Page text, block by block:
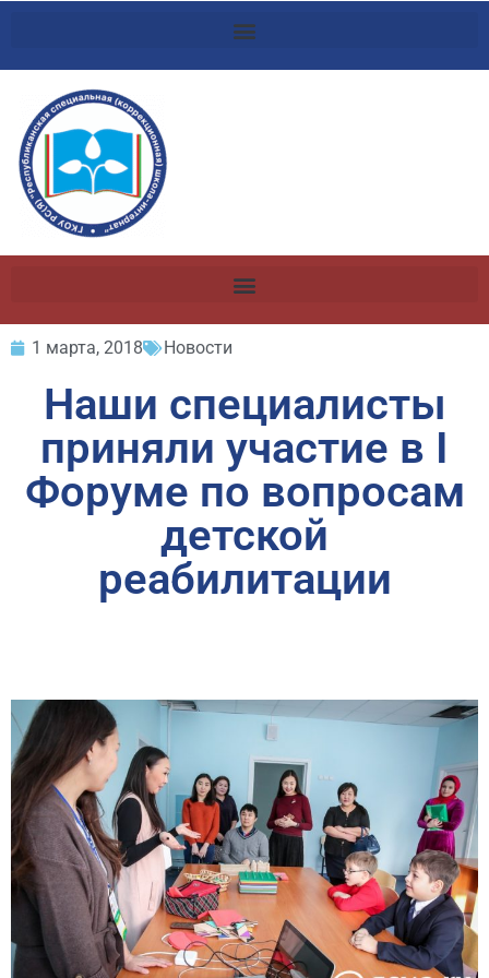
1 марта, 2018 Новости
Наши специалисты
приняли участие в I
Форуме по вопросам
детской
реабилитации